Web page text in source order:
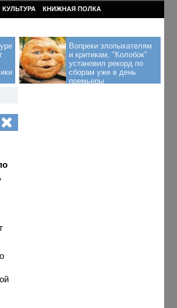
КУЛЬТУРА КНИЖНАЯ ПОЛКА
Вопреки злопыхателям
и критикам, "Колобок"
установил рекорд по
сборам уже в день
премьеры